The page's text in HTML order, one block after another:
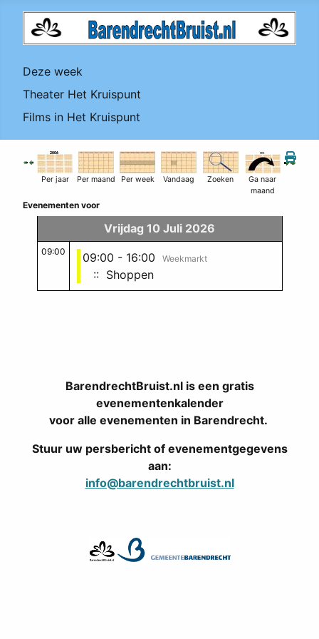
Deze week
Theater Het Kruispunt
Films in Het Kruispunt
Per jaar Per maand Per week Vandaag Zoeken
Ga naar
maand
Evenementen voor
Vrijdag 10 Juli 2026
09:00 09:00 - 16:00 Weekmarkt
:: Shoppen
BarendrechtBruist.nl is een gratis
evenementenkalender
voor alle evenementen in Barendrecht.
Stuur uw persbericht of evenementgegevens
aan:
info@barendrechtbruist.nl